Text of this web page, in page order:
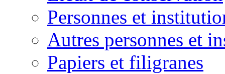
Personnes et
Autres personnes et
Papiers et filigranes